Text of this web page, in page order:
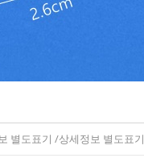
별도표기 /상세정보 별도표기